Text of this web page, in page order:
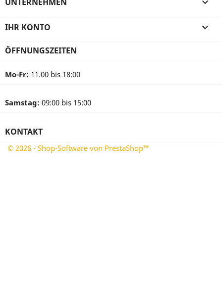

IHR KONTO 
ÖFFNUNGSZEITEN
Mo-Fr: 11.00 bis 18:00
Samstag: 09:00 bis 15:00
KONTAKT
© 2026 - Shop-Software von PrestaShop™